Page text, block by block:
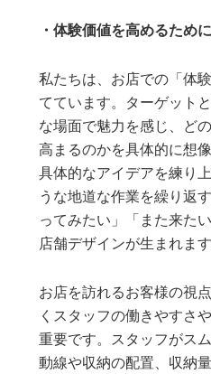
・体験価値を高めるため
私たちは、お店での「体
てています。ターゲット
な場面で魅力を感じ、ど
高まるのかを具体的に想
具体的なアイデアを練り
うな地道な作業を繰り返
ってみたい」「また来た
店舗デザインが生まれます
お店を訪れるお客様の視
くスタッフの働きやすさ
重要です。スタッフがス
動線や収納の配置、収納